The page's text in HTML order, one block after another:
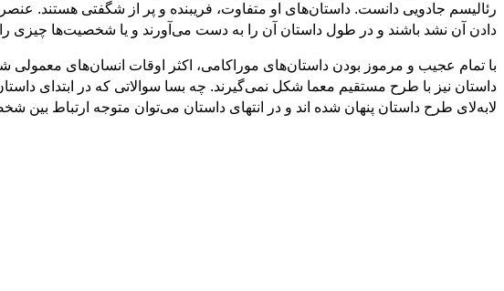
رئالیسم جادویی دانست. داستان‌های او متفاوت، فریبنده و پر از شگفتی هستند.
دادن آن نشد باشند و در طول داستان آن را به دست می‌آورند و یا شخصیت‌ها چیزی
با تمام عجیب و مرموز بودن داستان‌های موراکامی، اکثر اوقات انسان‌های
داستان نیز با طرح مستقیم معما شکل نمی‌گیرند. چه بسا سوالاتی که در ابتدای
لابه‌لای طرح داستان پنهان شده اند و در انتهای داستان می‌توان متوجه ارتباط